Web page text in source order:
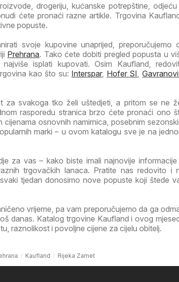
drogeriju, kućanske potrepštine, odjeću
ćete pronaći razne artikle. Trgovina
popuste.
svoje kupovine unaprijed, preporučujemo
Prehrana. Tako ćete dobiti pregled popusta u
isplati kupovati. Osim Kaufland,
kao što su: Interspar, Hofer SI ,
za svakoga tko želi uštedjeti, a pritom se ne
rasporedu stranica brzo ćete pronaći ono
osnovnih namirnica, posebnim
marki – u ovom katalogu sve je na
za vas – kako biste imali najnovije
trgovačkih lanaca. Pratite nas redovito i
tjedan donosimo nove popuste koji štede
vrijeme, pa vam preporučujemo da ga
danas. Katalog trgovine Kaufland i ovog
raznolikost i povoljne cijene za cijelu obitelj.
Kaufland Rijeka Zamet